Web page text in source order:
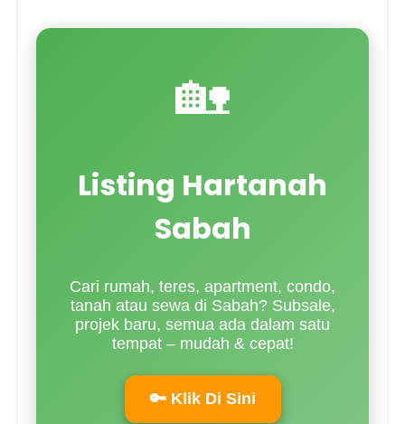
🏡
Listing Hartanah
Sabah
Cari rumah, teres, apartment, condo,
tanah atau sewa di Sabah? Subsale,
projek baru, semua ada dalam satu
tempat – mudah & cepat!
🔑 Klik Di Sini